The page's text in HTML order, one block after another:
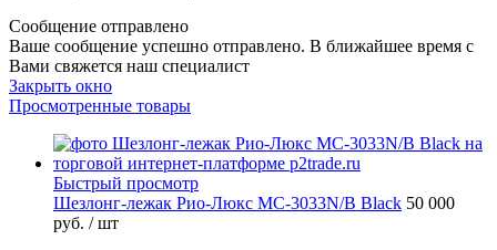
Сообщение отправлено
Ваше сообщение успешно отправлено. В ближайшее время с
Вами свяжется наш специалист
Закрыть окно
Просмотренные товары
Быстрый просмотр
Шезлонг-лежак Рио-Люкс MC-3033N/B Black 50 000
руб. / шт